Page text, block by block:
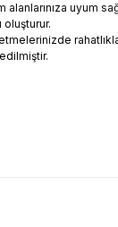
alanlarınıza uyum
oluşturur.